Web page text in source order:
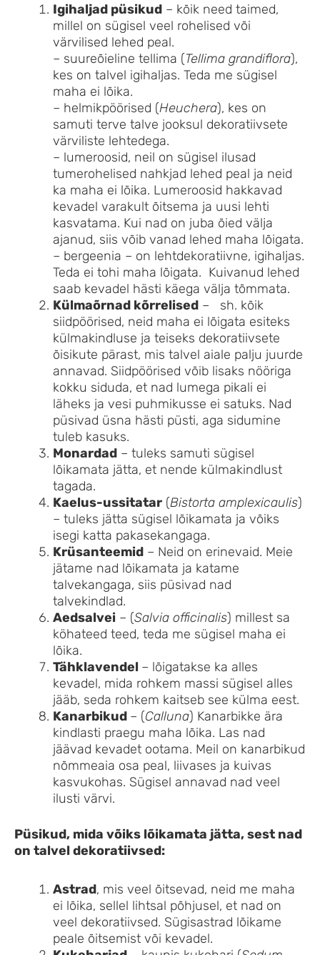
Igihaljad püsikud – kõik need taimed,
millel on sügisel veel rohelised või
värvilised lehed peal.
– suureõieline tellima (Tellima grandiflora),
kes on talvel igihaljas. Teda me sügisel
maha ei lõika.
– helmikpöörised (Heuchera), kes on
samuti terve talve jooksul dekoratiivsete
värviliste lehtedega.
– lumeroosid, neil on sügisel ilusad
tumerohelised nahkjad lehed peal ja neid
ka maha ei lõika. Lumeroosid hakkavad
kevadel varakult õitsema ja uusi lehti
kasvatama. Kui nad on juba õied välja
ajanud, siis võib vanad lehed maha lõigata.
– bergeenia – on lehtdekoratiivne, igihaljas.
Teda ei tohi maha lõigata. Kuivanud lehed
saab kevadel hästi käega välja tõmmata.
Külmaõrnad kõrrelised – sh. kõik
siidpöörised, neid maha ei lõigata esiteks
külmakindluse ja teiseks dekoratiivsete
õisikute pärast, mis talvel aiale palju juurde
annavad. Siidpöörised võib lisaks nööriga
kokku siduda, et nad lumega pikali ei
läheks ja vesi puhmikusse ei satuks. Nad
püsivad üsna hästi püsti, aga sidumine
tuleb kasuks.
Monardad – tuleks samuti sügisel
lõikamata jätta, et nende külmakindlust
tagada.
Kaelus-ussitatar (Bistorta amplexicaulis)
– tuleks jätta sügisel lõikamata ja võiks
isegi katta pakasekangaga.
Krüsanteemid – Neid on erinevaid. Meie
jätame nad lõikamata ja katame
talvekangaga, siis püsivad nad
talvekindlad.
Aedsalvei – (Salvia officinalis) millest sa
köhateed teed, teda me sügisel maha ei
lõika.
Tähklavendel – lõigatakse ka alles
kevadel, mida rohkem massi sügisel alles
jääb, seda rohkem kaitseb see külma eest.
Kanarbikud – (Calluna) Kanarbikke ära
kindlasti praegu maha lõika. Las nad
jäävad kevadet ootama. Meil on kanarbikud
nõmmeaia osa peal, liivases ja kuivas
kasvukohas. Sügisel annavad nad veel
ilusti värvi.
Püsikud, mida võiks lõikamata jätta, sest nad
on talvel dekoratiivsed:
Astrad, mis veel õitsevad, neid me maha
ei lõika, sellel lihtsal põhjusel, et nad on
veel dekoratiivsed. Sügisastrad lõikame
peale õitsemist või kevadel.